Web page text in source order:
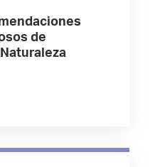
de